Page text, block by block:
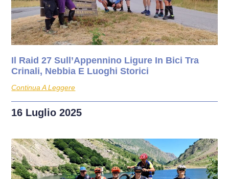
Il Raid 27 Sull’Appennino Ligure In Bici Tra
Crinali, Nebbia E Luoghi Storici
Continua A Leggere
16 Luglio 2025